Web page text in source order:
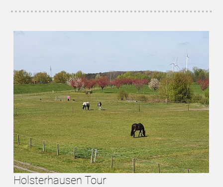
Holsterhausen Tour